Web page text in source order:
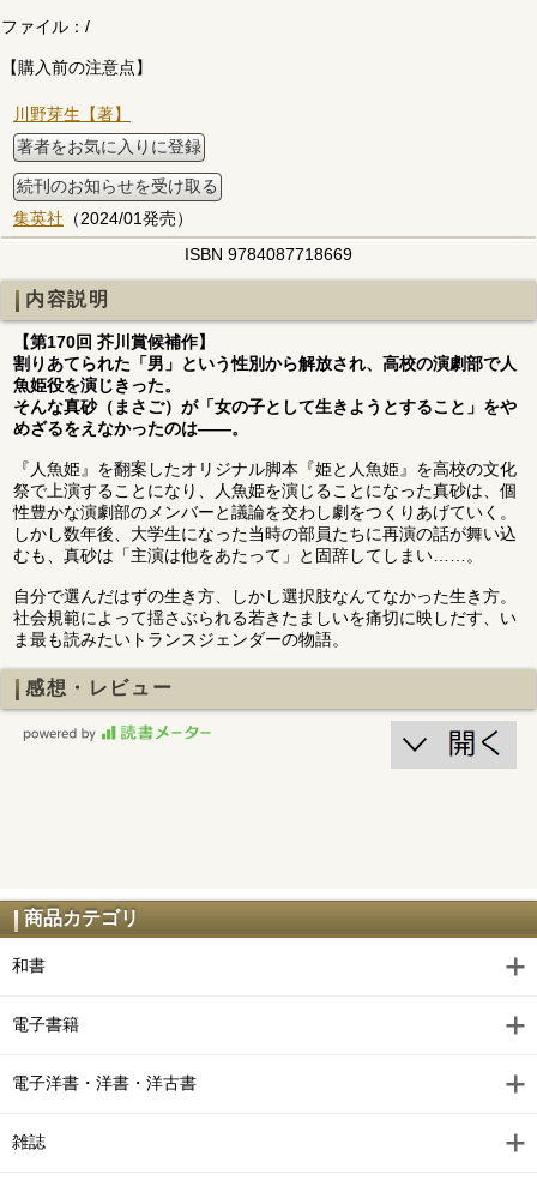
ファイル： /
【購入前の注意点】
川野芽生【著】
著者をお気に入りに登録
続刊のお知らせを受け取る
集英社 （2024/01発売）
ISBN 9784087718669
内容説明
【第170回 芥川賞候補作】
割りあてられた「男」という性別から解放され、高校の演劇部で人
魚姫役を演じきった。
そんな真砂（まさご）が「女の子として生きようとすること」をや
めざるをえなかったのは――。
『人魚姫』を翻案したオリジナル脚本『姫と人魚姫』を高校の文化
祭で上演することになり、人魚姫を演じることになった真砂は、個
性豊かな演劇部のメンバーと議論を交わし劇をつくりあげていく。
しかし数年後、大学生になった当時の部員たちに再演の話が舞い込
むも、真砂は「主演は他をあたって」と固辞してしまい……。
自分で選んだはずの生き方、しかし選択肢なんてなかった生き方。
社会規範によって揺さぶられる若きたましいを痛切に映しだす、い
ま最も読みたいトランスジェンダーの物語。
感想・レビュー
商品カテゴリ
和書
電子書籍
電子洋書・洋書・洋古書
雑誌